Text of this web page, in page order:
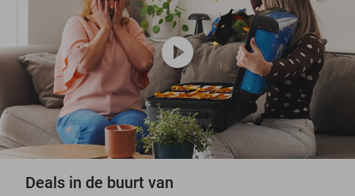
play_circle
Deals in de buurt van